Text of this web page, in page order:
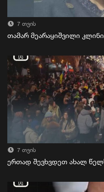
7 თვის
თამარ მეარაყიშვილი
7 თვის
ერთად შევხვდეთ ახალ